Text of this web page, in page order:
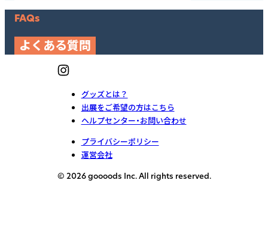
FAQs
よくある質問
グッズとは？
出展をご希望の方はこちら
ヘルプセンター・お問い合わせ
プライバシーポリシー
運営会社
© 2026 goooods Inc. All rights reserved.